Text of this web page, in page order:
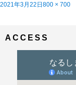
投
2021年3月22日 フ
800 × 700
ゲACCESS